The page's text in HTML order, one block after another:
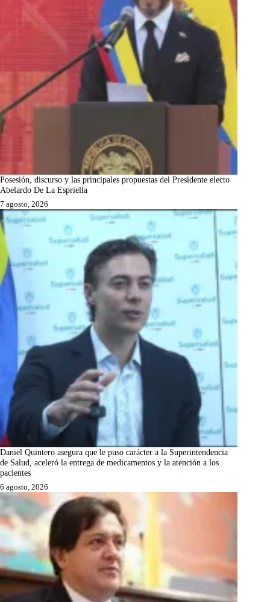
Posesión, discurso y las principales propuestas del Presidente electo
Abelardo De La Espriella
7 agosto, 2026
Daniel Quintero asegura que le puso carácter a la Superintendencia
de Salud, aceleró la entrega de medicamentos y la atención a los
pacientes
6 agosto, 2026